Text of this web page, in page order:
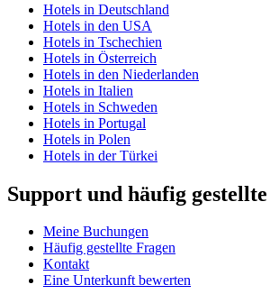
Hotels in Deutschland
Hotels in den USA
Hotels in Tschechien
Hotels in Österreich
Hotels in den Niederlanden
Hotels in Italien
Hotels in Schweden
Hotels in Portugal
Hotels in Polen
Hotels in der Türkei
Support und häufig
Meine Buchungen
Häufig gestellte Fragen
Kontakt
Eine Unterkunft bewerten